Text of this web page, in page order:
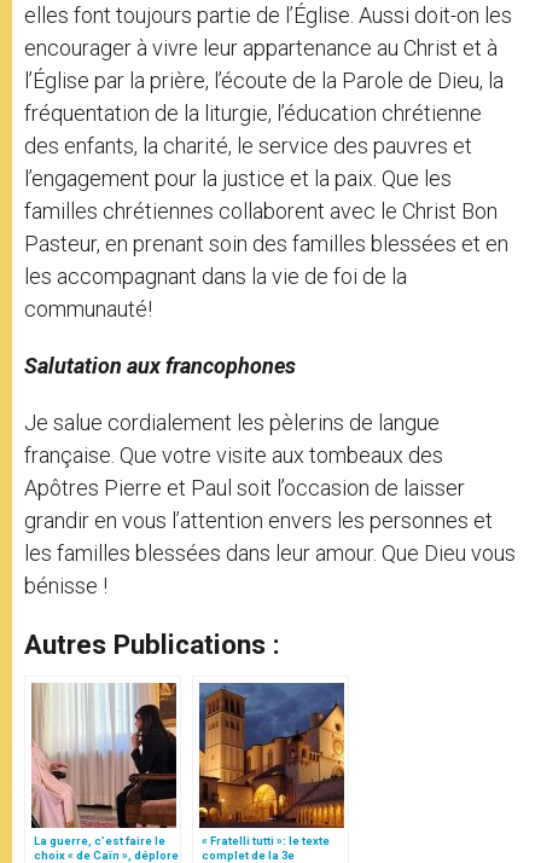
elles font toujours partie de l’Église. Aussi doit-on les
encourager à vivre leur appartenance au Christ et à
l’Église par la prière, l’écoute de la Parole de Dieu, la
fréquentation de la liturgie, l’éducation chrétienne
des enfants, la charité, le service des pauvres et
l’engagement pour la justice et la paix. Que les
familles chrétiennes collaborent avec le Christ Bon
Pasteur, en prenant soin des familles blessées et en
les accompagnant dans la vie de foi de la
communauté!
Salutation aux francophones
Je salue cordialement les pèlerins de langue
française. Que votre visite aux tombeaux des
Apôtres Pierre et Paul soit l’occasion de laisser
grandir en vous l’attention envers les personnes et
les familles blessées dans leur amour. Que Dieu vous
bénisse !
Autres Publications :
La guerre, c’est faire le
choix « de Caïn », déplore
« Fratelli tutti »: le texte
complet de la 3e